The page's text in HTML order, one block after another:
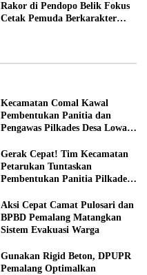
Rakor di Pendopo Belik Fokus
Cetak Pemuda Berkarakter
Kecamatan Comal Kawal
Pembentukan Panitia dan
Pengawas Pilkades Desa Lowa
Gerak Cepat! Tim Kecamatan
Petarukan Tuntaskan
Pembentukan Panitia Pilkades
Aksi Cepat Camat Pulosari dan
BPBD Pemalang Matangkan
Sistem Evakuasi Warga
Gunakan Rigid Beton, DPUPR
Pemalang Optimalkan